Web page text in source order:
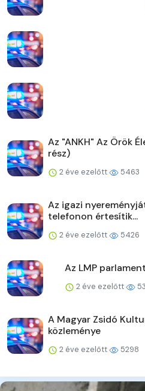
Az "ANKH" Az Örök
rész)
2 éve ezelőtt 5463
Az igazi
telefonon értesítik...
2 éve ezelőtt 5426
Az LMP
2 éve ezelőtt
A Magyar Zsidó
közleménye
2 éve ezelőtt 5298